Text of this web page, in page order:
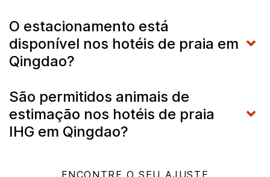
O estacionamento está
disponível nos hotéis de praia em
Qingdao?
São permitidos animais de
estimação nos hotéis de praia
IHG em Qingdao?
ENCONTRE O SEU AJUSTE